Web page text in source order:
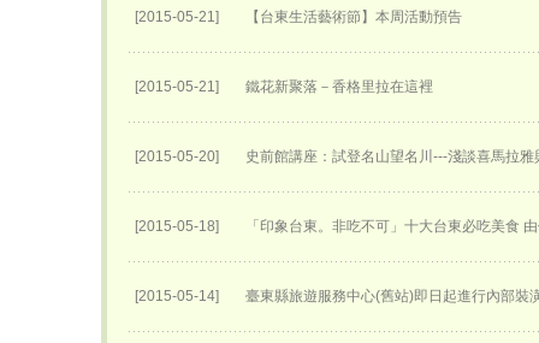
[2015-05-21] 【台東生活藝術節】本周活動預告
[2015-05-21] 鐵花新聚落－香格里拉在這裡
[2015-05-20] 史前館講座：試登名山望名川---淺談喜馬拉雅
[2015-05-18] 「印象台東。非吃不可」十大台東必吃美食
[2015-05-14] 臺東縣旅遊服務中心(舊站)即日起進行內部裝